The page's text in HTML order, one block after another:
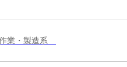
業・製造系